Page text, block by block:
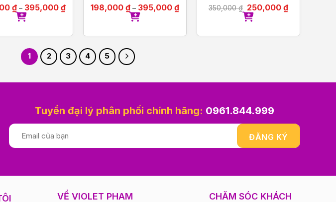
Shampoo
500ml
₫– 395,000 ₫
Rose Repairing Shampoo
Ladies 500ml
198,000 ₫– 395,000 ₫ 350,000₫ 250,000₫
1 2 3 4 5
Tuyển đại lý phân phối chính hãng: 0961.844.999
VỀ VIOLET PHAM CHĂM SÓC KHÁCH